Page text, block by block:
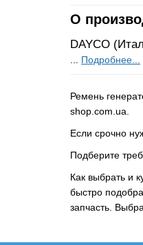
О
DAYCO
... Подробнее...
Ремень
shop.com.ua.
Если срочно
Подберите
Как выбрать и
быстро
запчасть.